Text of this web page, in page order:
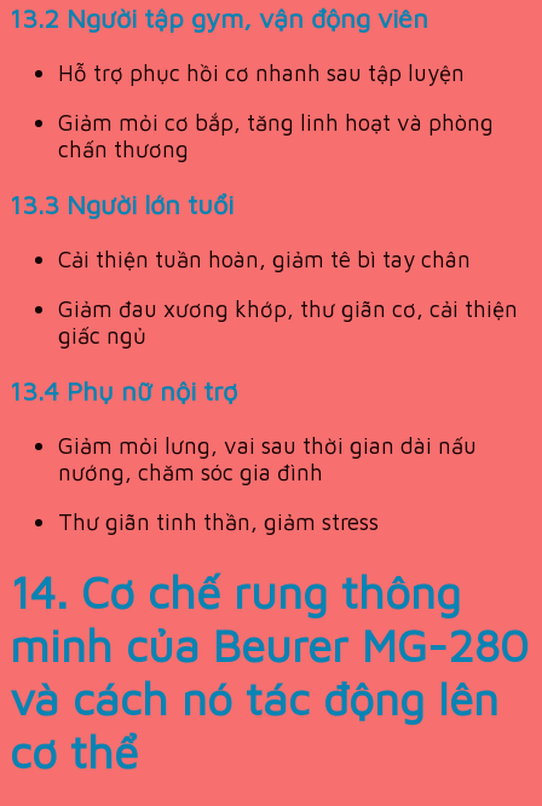
13.2 Người tập gym, vận động viên
Hỗ trợ phục hồi cơ nhanh sau tập luyện
Giảm mỏi cơ bắp, tăng linh hoạt và phòng
chấn thương
13.3 Người lớn tuổi
Cải thiện tuần hoàn, giảm tê bì tay chân
Giảm đau xương khớp, thư giãn cơ, cải thiện
giấc ngủ
13.4 Phụ nữ nội trợ
Giảm mỏi lưng, vai sau thời gian dài nấu
nướng, chăm sóc gia đình
Thư giãn tinh thần, giảm stress
14. Cơ chế rung thông
minh của Beurer MG-280
và cách nó tác động lên
cơ thể